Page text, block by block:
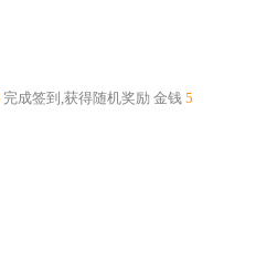
完成签到,获得随机奖励 金钱 5